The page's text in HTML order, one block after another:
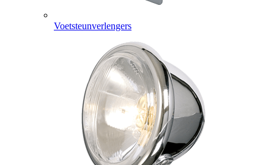
Voetsteunverlengers